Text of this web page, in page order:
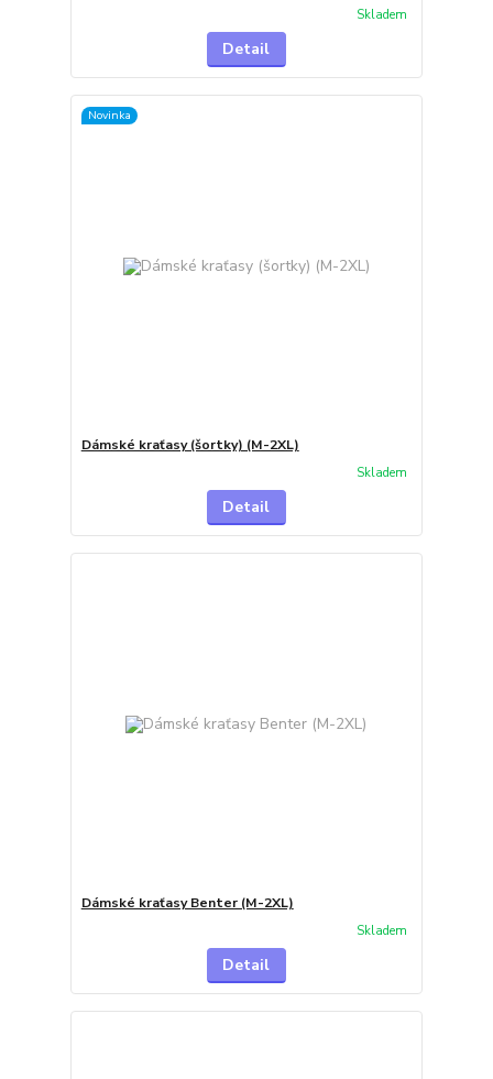
Skladem
Detail
Novinka
Dámské kraťasy (šortky) (M-2XL)
Skladem
Detail
Dámské kraťasy Benter (M-2XL)
Skladem
Detail